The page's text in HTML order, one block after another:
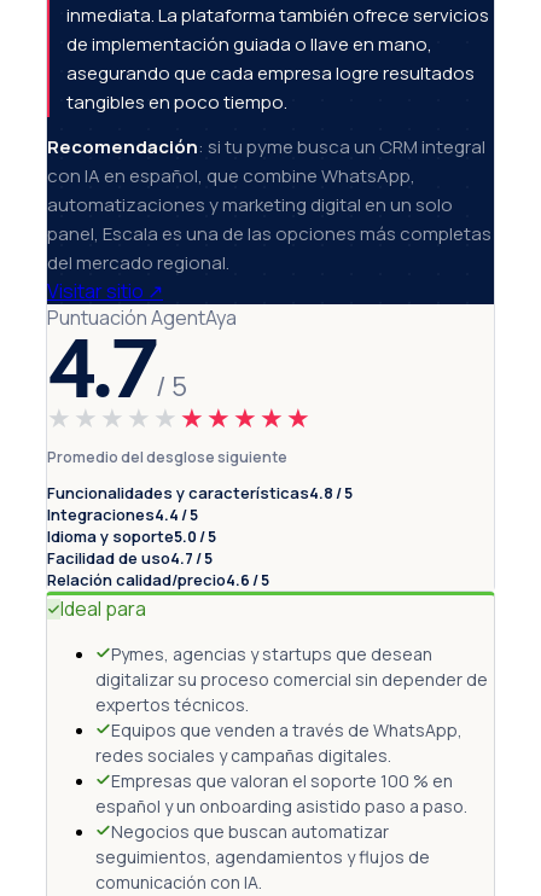
inmediata. La plataforma también ofrece servicios
de implementación guiada o llave en mano,
asegurando que cada empresa logre resultados
tangibles en poco tiempo.
Recomendación: si tu pyme busca un CRM integral
con IA en español, que combine WhatsApp,
automatizaciones y marketing digital en un solo
panel, Escala es una de las opciones más completas
del mercado regional.
Visitar sitio ↗
Puntuación AgentAya
4.7/ 5
★★★★★ ★★★★★
Promedio del desglose siguiente
Funcionalidades y características4.8 / 5
Integraciones4.4 / 5
Idioma y soporte5.0 / 5
Facilidad de uso4.7 / 5
Relación calidad/precio4.6 / 5
Ideal para
Pymes, agencias y startups que desean
digitalizar su proceso comercial sin depender de
expertos técnicos.
Equipos que venden a través de WhatsApp,
redes sociales y campañas digitales.
Empresas que valoran el soporte 100 % en
español y un onboarding asistido paso a paso.
Negocios que buscan automatizar
seguimientos, agendamientos y flujos de
comunicación con IA.